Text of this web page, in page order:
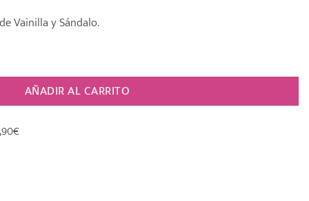
Vainilla y Sándalo.
[PURE SILK] cantidad
AÑADIR AL CARRITO